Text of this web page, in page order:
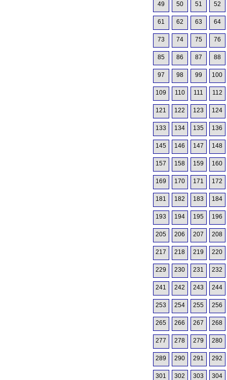
49 50 51 52
61 62 63 64
73 74 75 76
85 86 87 88
97 98 99 100
109 110 111 112
121 122 123 124
133 134 135 136
145 146 147 148
157 158 159 160
169 170 171 172
181 182 183 184
193 194 195 196
205 206 207 208
217 218 219 220
229 230 231 232
241 242 243 244
253 254 255 256
265 266 267 268
277 278 279 280
289 290 291 292
301 302 303 304